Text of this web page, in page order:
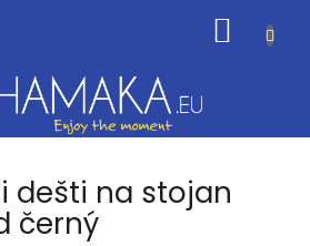
KOŠÍK
dešti na stojan
černý